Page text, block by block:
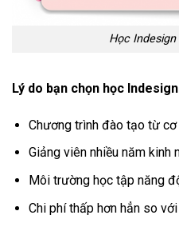
Học
Lý do bạn chọn học
Chương trình đào tạo từ cơ
Giảng viên nhiều năm kinh
Môi trường học tập năng
Chi phí thấp hơn hẳn so